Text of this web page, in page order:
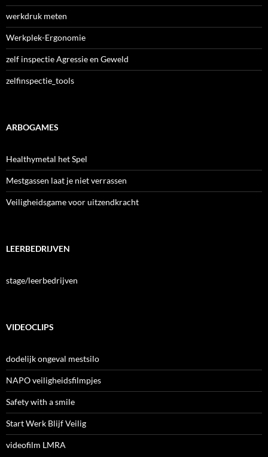
werkdruk meten
Werkplek-Ergonomie
zelf inspectie Agressie en Geweld
zelfinspectie_tools
ARBOGAMES
Healthymetal het Spel
Mestgassen laat je niet verrassen
Veiligheidsgame voor uitzendkracht
LEERBEDRIJVEN
stage/leerbedrijven
VIDEOCLIPS
dodelijk ongeval mestsilo
NAPO veiligheidsfilmpjes
Safety with a smile
Start Werk Blijf Veilig
videofilm LMRA